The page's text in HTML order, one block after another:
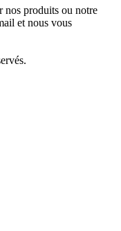
nos produits ou notre
et nous vous